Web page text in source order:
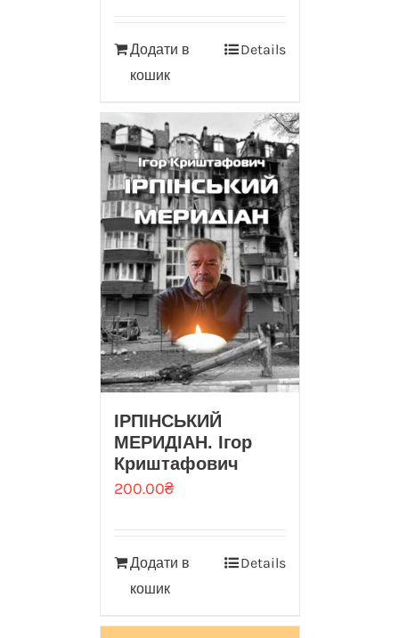
Додати в
кошик
Details
ІРПІНСЬКИЙ
МЕРИДІАН. Ігор
Криштафович
200.00₴
Додати в
кошик
Details